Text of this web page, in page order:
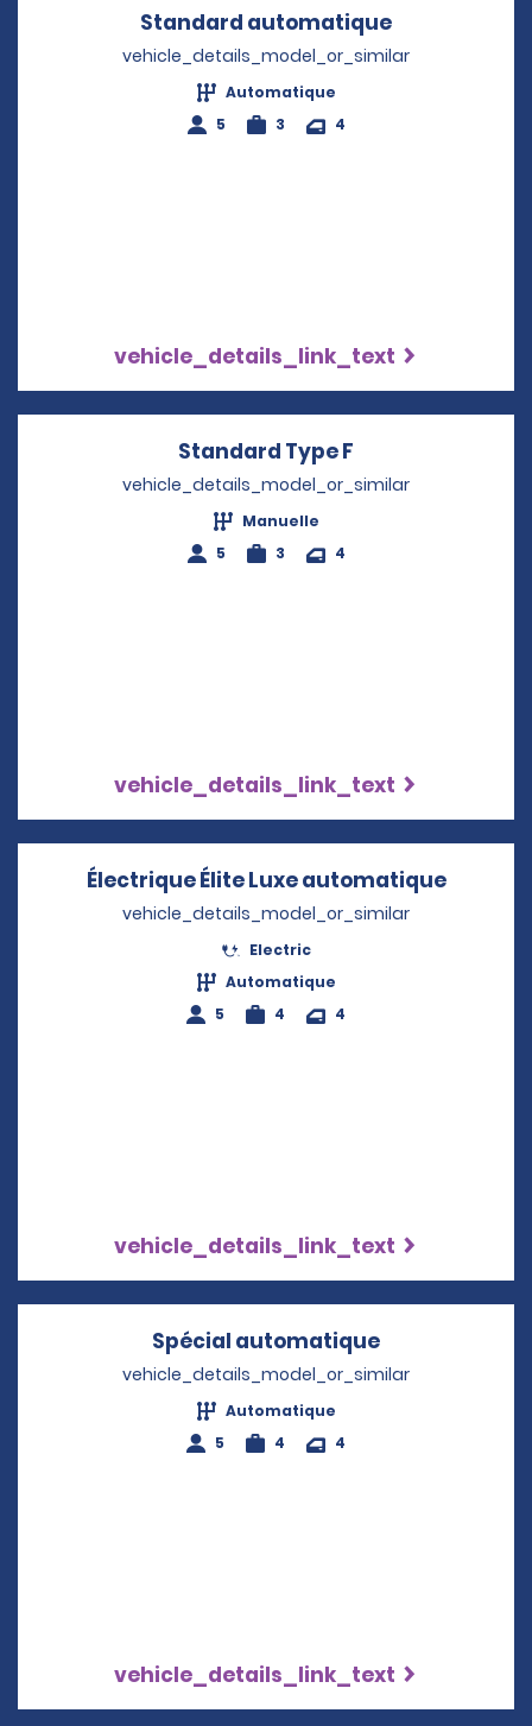
Standard automatique
vehicle_details_model_or_similar
Automatique
5
3 4
vehicle_details_link_text
Standard Type F
vehicle_details_model_or_similar
Manuelle
5
3 4
vehicle_details_link_text
Électrique Élite Luxe automatiqueOpens
vehicle_details_model_or_similar
Electric
Automatique
5
4 4
vehicle_details_link_text
Spécial automatique
vehicle_details_model_or_similar
Automatique
5
4 4
vehicle_details_link_text